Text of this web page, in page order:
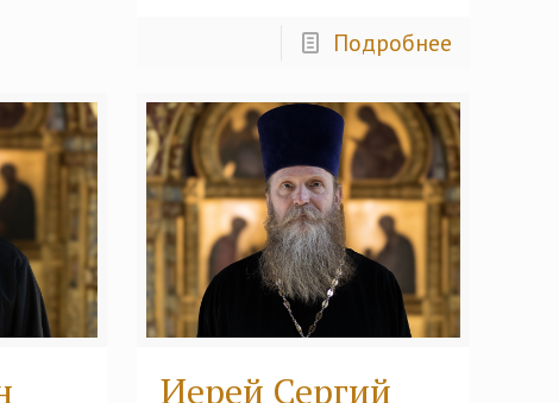
Подробнее
Иерей Сергий